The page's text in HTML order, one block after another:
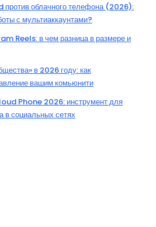
облачного телефона (2026):
с мультиаккаунтами?
Reels: в чем разница в размере и
в 2026 году: как
вашим комьюнити
Phone 2026: инструмент для
в социальных сетях